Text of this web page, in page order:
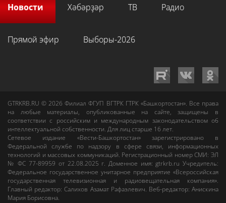
Новости Хәбәрҙәр ТВ Радио
Прямой эфир Выборы-2026
GTRKRB.RU © 2026Филиал ФГУП ВГТРК ГТРК «Башкортостан». Все права
на любые материалы, опубликованные на сайте, защищены в
соответствии с российским и международным законодательством об
интеллектуальной собственности. Для лиц старше 16 лет.
Сетевое издание «Вести-Башкортостан»зарегистрировано в
Федеральной службе по надзору в сфере связи, информационных
технологий и массовых коммуникаций. Регистрационный номер СМИ: ЭЛ
№ ФС 77-89959 от 22.08.2025 г. Доменное имя:gtrkrb.ru Учредитель:
Федеральное государственное унитарное предприятие «Всероссийская
государственная телевизионная и радиовещательная компания».
Главный редактор:Салихов Азамат Рафаэлевич. Веб-редактор:Анискина
Мария Борисовна.